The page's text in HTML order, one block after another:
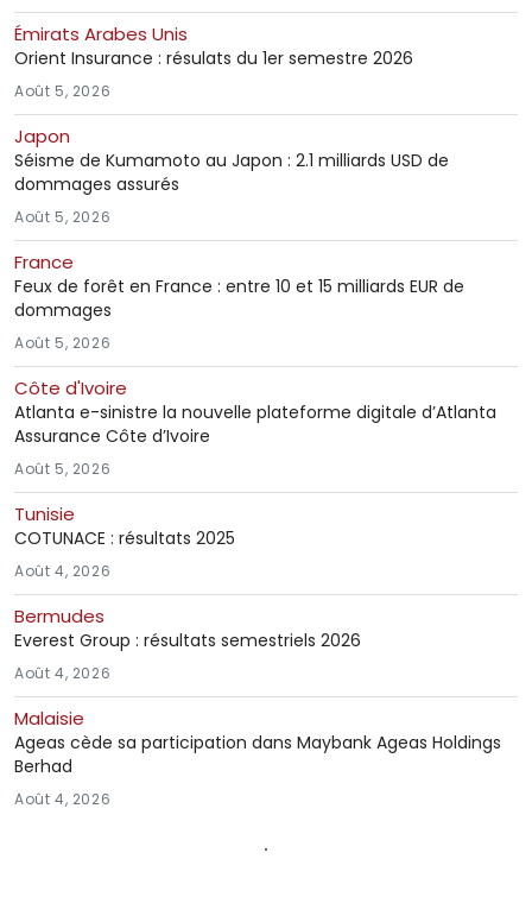
Émirats Arabes Unis
Orient Insurance : résulats du 1er semestre 2026
Août 5, 2026
Japon
Séisme de Kumamoto au Japon : 2.1 milliards USD de
dommages assurés
Août 5, 2026
France
Feux de forêt en France : entre 10 et 15 milliards EUR de
dommages
Août 5, 2026
Côte d'Ivoire
Atlanta e-sinistre la nouvelle plateforme digitale d’Atlanta
Assurance Côte d’Ivoire
Août 5, 2026
Tunisie
COTUNACE : résultats 2025
Août 4, 2026
Bermudes
Everest Group : résultats semestriels 2026
Août 4, 2026
Malaisie
Ageas cède sa participation dans Maybank Ageas Holdings
Berhad
Août 4, 2026